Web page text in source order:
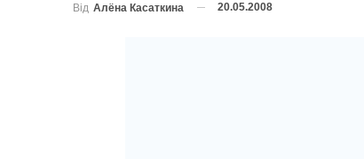
Від Алёна Касаткина 20.05.2008